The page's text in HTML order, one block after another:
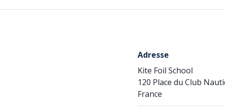
Adresse
Kite Foil School
120 Place du Club
France